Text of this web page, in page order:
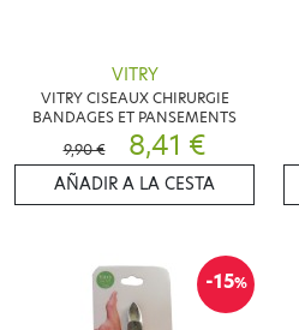
VITRY
VITRY CISEAUX CHIRURGIE
BANDAGES ET PANSEMENTS
9,90 €
8,41 €
AÑADIR A LA CESTA
-15%